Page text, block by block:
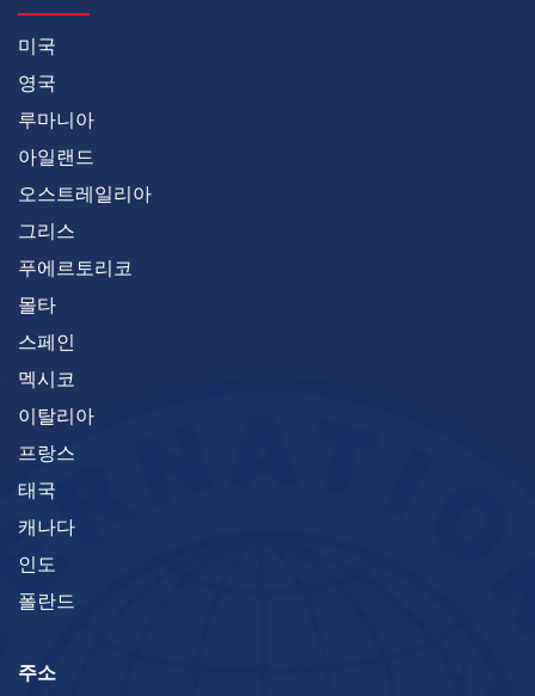
미국
영국
루마니아
아일랜드
오스트레일리아
그리스
푸에르토리코
몰타
스페인
멕시코
이탈리아
프랑스
태국
캐나다
인도
폴란드
주소